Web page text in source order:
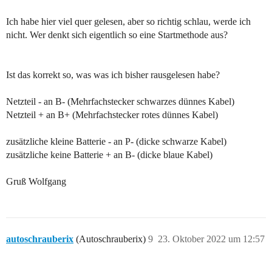
Ich habe hier viel quer gelesen, aber so richtig schlau, werde ich
nicht. Wer denkt sich eigentlich so eine Startmethode aus?
Ist das korrekt so, was was ich bisher rausgelesen habe?
Netzteil - an B- (Mehrfachstecker schwarzes dünnes Kabel)
Netzteil + an B+ (Mehrfachstecker rotes dünnes Kabel)
zusätzliche kleine Batterie - an P- (dicke schwarze Kabel)
zusätzliche keine Batterie + an B- (dicke blaue Kabel)
Gruß Wolfgang
autoschrauberix (Autoschrauberix) 23. Oktober 2022 um 12:57
9